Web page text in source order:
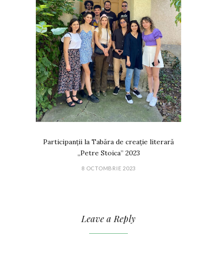
Participanții la Tabăra de creație literară
„Petre Stoica” 2023
8 OCTOMBRIE 2023
Leave a Reply